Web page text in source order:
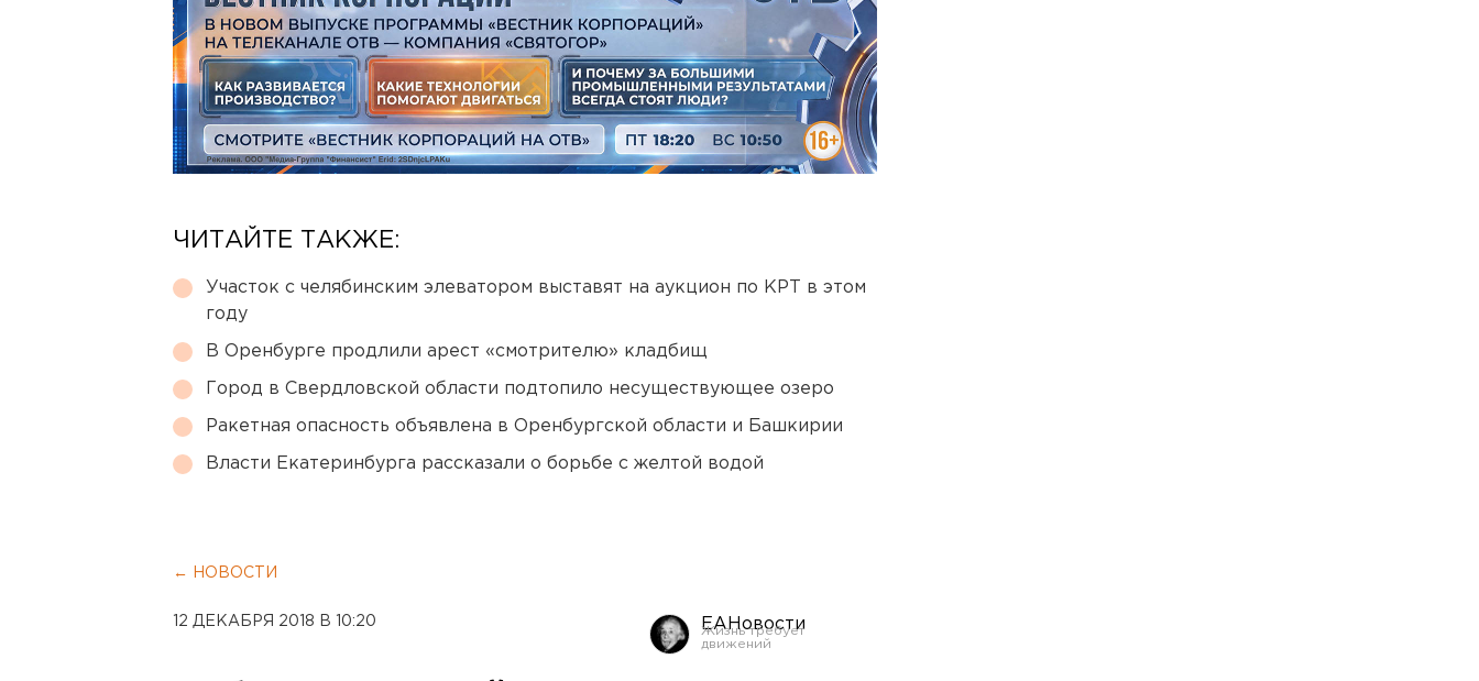
ЧИТАЙТЕ ТАКЖЕ:
Участок с челябинским элеватором выставят на аукцион по КРТ в этом
году
В Оренбурге продлили арест «смотрителю» кладбищ
Город в Свердловской области подтопило несуществующее озеро
Ракетная опасность объявлена в Оренбургской области и Башкирии
Власти Екатеринбурга рассказали о борьбе с желтой водой
← НОВОСТИ
12 ДЕКАБРЯ 2018 В 10:20 ЕАНовости